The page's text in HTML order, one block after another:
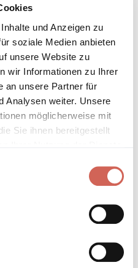
und Anzeigen zu
soziale Medien anbieten
unsere Website zu
wir Informationen zu Ihrer
an unsere Partner für
Analysen weiter. Unsere
möglicherweise mit
Sie ihnen bereitgestellt